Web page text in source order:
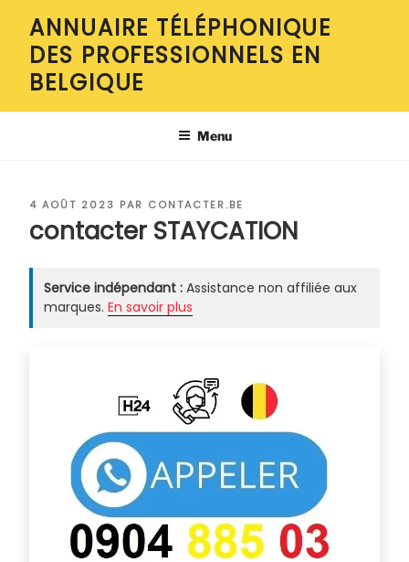
contenu
principal
ANNUAIRE TÉLÉPHONIQUE
DES PROFESSIONNELS EN
BELGIQUE
Menu
PUBLIÉ
4 AOÛT 2023 PAR CONTACTER.BE
contacter STAYCATION
Service indépendant : Assistance non affiliée aux
marques. En savoir plus